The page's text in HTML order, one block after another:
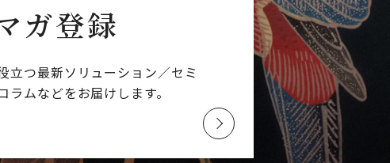
ガ登録
立つ最新ソリューション／セミ
ラムなどをお届けします。